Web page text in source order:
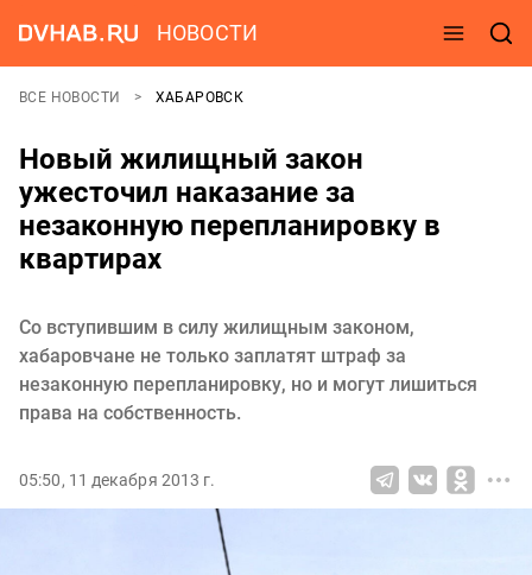
НОВОСТИ
ВСЕ НОВОСТИ ХАБАРОВСК
Новый жилищный закон
ужесточил наказание за
незаконную перепланировку в
квартирах
Со вступившим в силу жилищным законом,
хабаровчане не только заплатят штраф за
незаконную перепланировку, но и могут лишиться
права на собственность.
05:50, 11 декабря 2013 г.